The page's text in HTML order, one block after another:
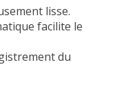
lisse.
facilite le
du